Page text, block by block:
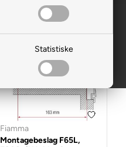
Statistiske
Fiamma
Montagebeslag F65L,